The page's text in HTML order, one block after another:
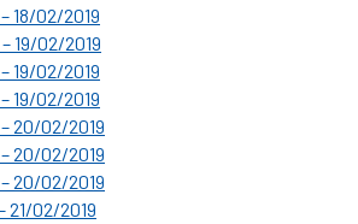
18/02/2019
19/02/2019
19/02/2019
19/02/2019
20/02/2019
20/02/2019
20/02/2019
21/02/2019